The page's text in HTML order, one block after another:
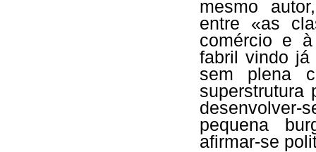
mesmo
entre «as
comércio e
fabril vindo já
sem plena
superstrutura
desenvolver-
pequena
afirmar-se